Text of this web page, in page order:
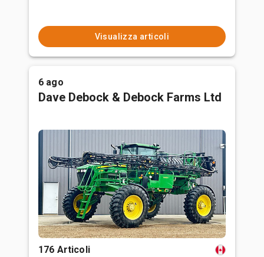
Visualizza articoli
6 ago
Dave Debock & Debock Farms Ltd
176 Articoli